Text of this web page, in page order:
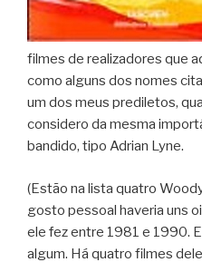
filmes de realizadores que
como alguns dos nomes
um dos meus prediletos,
considero da mesma
bandido, tipo Adrian Lyne.
(Estão na lista quatro
gosto pessoal haveria uns
ele fez entre 1981 e 1990.
algum. Há quatro filmes